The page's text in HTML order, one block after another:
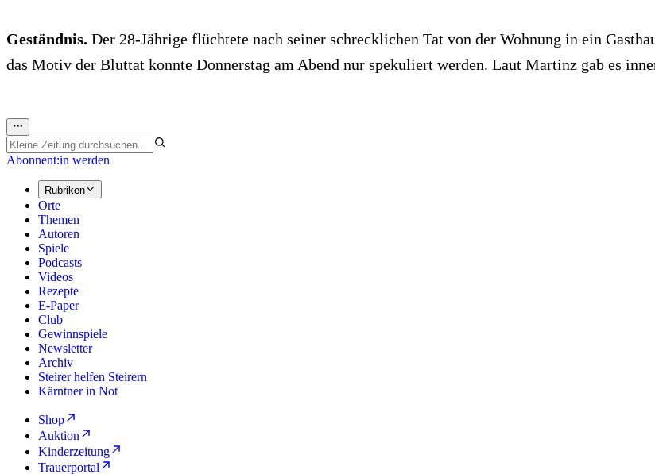
Geständnis. Der 28-Jährige flüchtete nach seiner schrecklichen Tat von der Wohnung in ein
das Motiv der Bluttat konnte Donnerstag am Abend nur spekuliert werden. Laut Martinz gab es
Abonnent:in werden
Rubriken
Orte
Themen
Autoren
Spiele
Podcasts
Videos
Rezepte
E-Paper
Club
Gewinnspiele
Newsletter
Archiv
Steirer helfen Steirern
Kärntner in Not
Shop
Auktion
Kinderzeitung
Trauerportal